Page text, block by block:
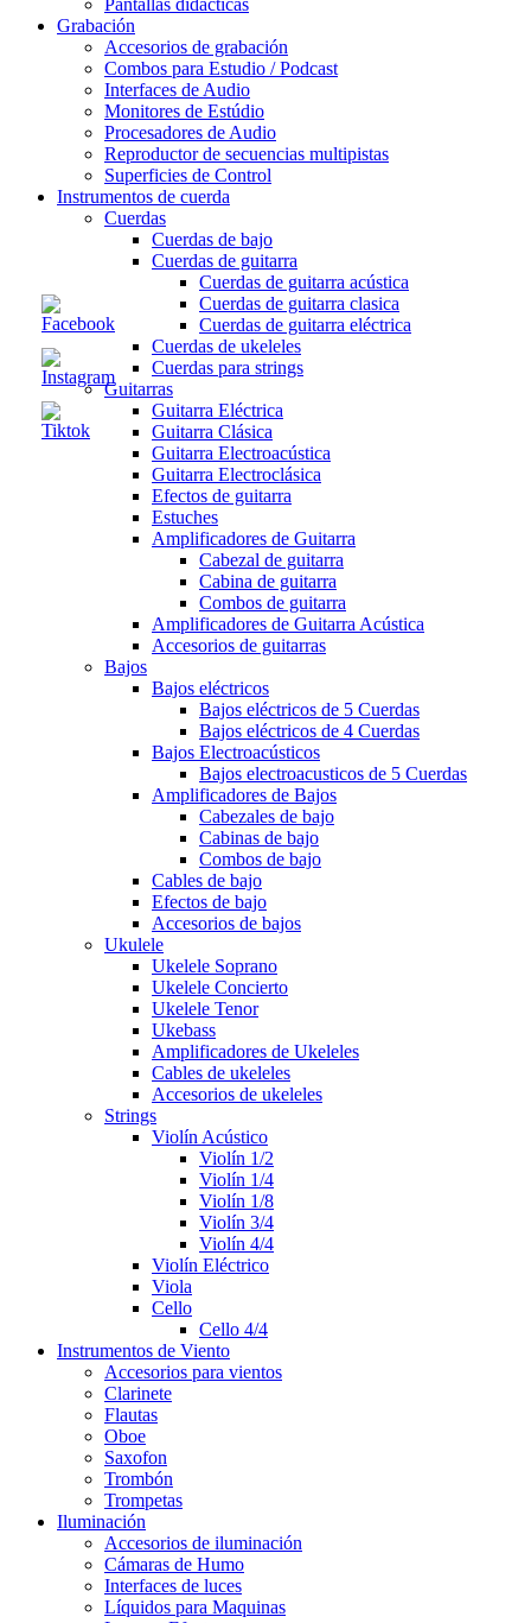
Grabación
Accesorios de grabación
Combos para Estudio / Podcast
Interfaces de Audio
Monitores de Estúdio
Procesadores de Audio
Reproductor de secuencias multipistas
Superficies de Control
Instrumentos de cuerda
Cuerdas
Cuerdas de bajo
Cuerdas de guitarra
Cuerdas de guitarra acústica
Cuerdas de guitarra clasica
Cuerdas de guitarra eléctrica
Cuerdas de ukeleles
Cuerdas para strings
Guitarras
Guitarra Eléctrica
Guitarra Clásica
Guitarra Electroacústica
Guitarra Electroclásica
Efectos de guitarra
Estuches
Amplificadores de Guitarra
Cabezal de guitarra
Cabina de guitarra
Combos de guitarra
Amplificadores de Guitarra Acústica
Accesorios de guitarras
Bajos
Bajos eléctricos
Bajos eléctricos de 5 Cuerdas
Bajos eléctricos de 4 Cuerdas
Bajos Electroacústicos
Bajos electroacusticos de 5 Cuerdas
Amplificadores de Bajos
Cabezales de bajo
Cabinas de bajo
Combos de bajo
Cables de bajo
Efectos de bajo
Accesorios de bajos
Ukulele
Ukelele Soprano
Ukelele Concierto
Ukelele Tenor
Ukebass
Amplificadores de Ukeleles
Cables de ukeleles
Accesorios de ukeleles
Strings
Violín Acústico
Violín 1/2
Violín 1/4
Violín 1/8
Violín 3/4
Violín 4/4
Violín Eléctrico
Viola
Cello
Cello 4/4
Instrumentos de Viento
Accesorios para vientos
Clarinete
Flautas
Oboe
Saxofon
Trombón
Trompetas
Iluminación
Accesorios de iluminación
Cámaras de Humo
Interfaces de luces
Líquidos para Maquinas